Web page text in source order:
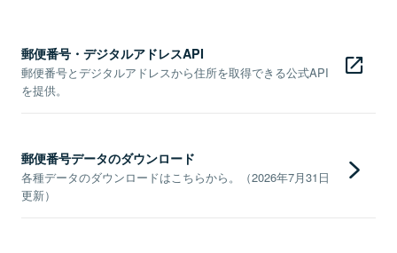
郵便番号・デジタルアドレスAPI
郵便番号とデジタルアドレスから住所を取得できる公式API
を提供。
郵便番号データのダウンロード
各種データのダウンロードはこちらから。（2026年7月31日
更新）